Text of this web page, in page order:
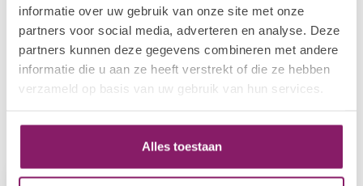
informatie over uw gebruik van onze site met onze
partners voor social media, adverteren en analyse. Deze
partners kunnen deze gegevens combineren met andere
informatie die u aan ze heeft verstrekt of die ze hebben
verzameld op basis van uw gebruik van hun services.
Alles toestaan
I.AM NAIL SYSTEMS
UV Cleanser
Op voorraad
€6,59
Recent bekeken